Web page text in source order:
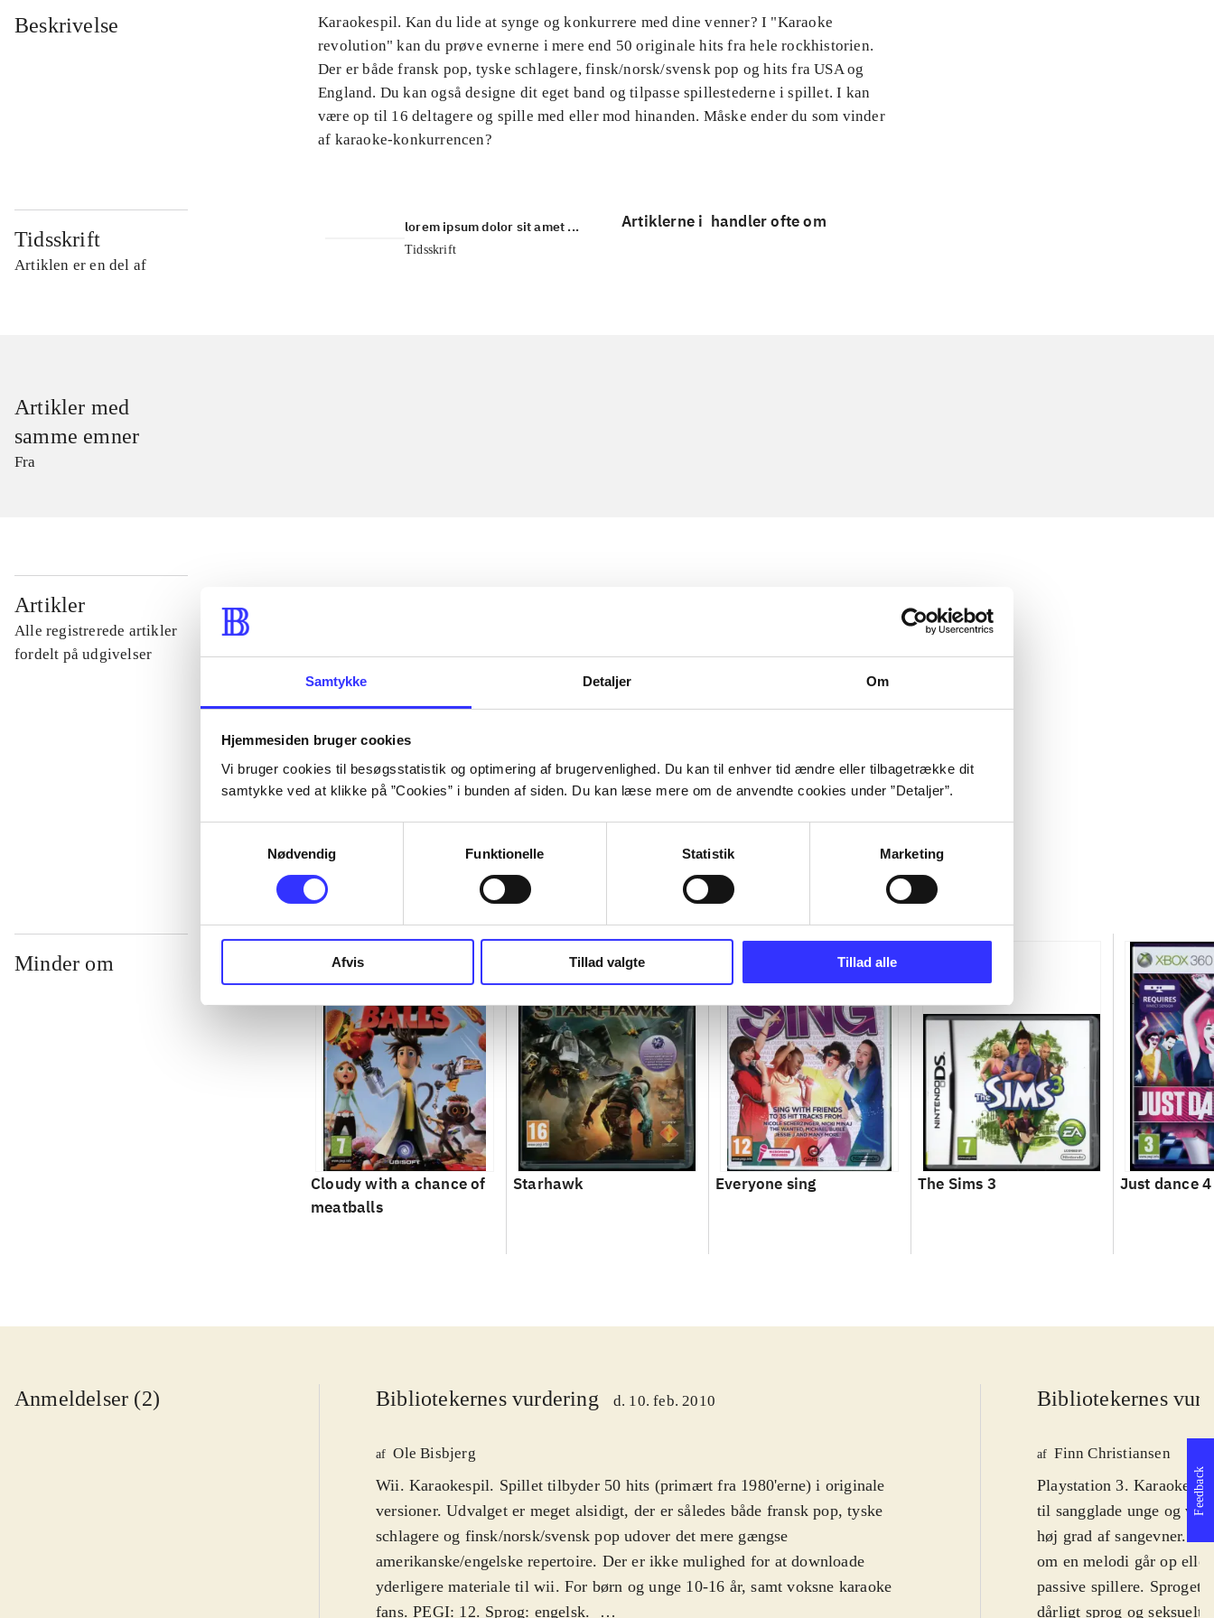
Samtykke Detaljer Om
Hjemmesiden bruger cookies
Vi bruger cookies til besøgsstatistik og optimering af brugervenlighed. Du kan til enhver tid ændre eller tilbagetrække dit
samtykke ved at klikke på ”Cookies” i bunden af siden. Du kan læse mere om de anvendte cookies under ”Detaljer”.
Nødvendig
Funktionelle Statistik Marketing
Afvis Tillad valgte Tillad alle
Beskrivelse
Karaokespil. Kan du lide at synge og konkurrere med dine venner? I "Karaoke
revolution" kan du prøve evnerne i mere end 50 originale hits fra hele rockhistorien.
Der er både fransk pop, tyske schlagere, finsk/norsk/svensk pop og hits fra USA og
England. Du kan også designe dit eget band og tilpasse spillestederne i spillet. I kan
være op til 16 deltagere og spille med eller mod hinanden. Måske ender du som vinder
af karaoke-konkurrencen?
Tidsskrift
Artiklen er en del af
lorem ipsum dolor sit amet ...
Tidsskrift
Artiklerne i handler ofte om
Artikler med
samme emner
Fra
Artikler
Alle registrerede artikler
fordelt på udgivelser
...
...
...
Minder om
Cloudy with a chance of
meatballs
Starhawk Everyone sing The Sims 3 Just dance 4
Anmeldelser (2) Bibliotekernes vurdering d. 10. feb. 2010
af Ole Bisbjerg
Wii. Karaokespil. Spillet tilbyder 50 hits (primært fra 1980'erne) i originale
versioner. Udvalget er meget alsidigt, der er således både fransk pop, tyske
schlagere og finsk/norsk/svensk pop udover det mere gængse
amerikanske/engelske repertoire. Der er ikke mulighed for at downloade
yderligere materiale til wii. For børn og unge 10-16 år, samt voksne karaoke
fans. PEGI: 12. Sprog: engelsk.
Bibliotekernes
af Finn Christiansen
Playstation 3.
til sangglade unge og
høj grad af sangevner.
om en melodi går op
passive spillere. Sproget
dårligt sprog og seksuelt
Feedback